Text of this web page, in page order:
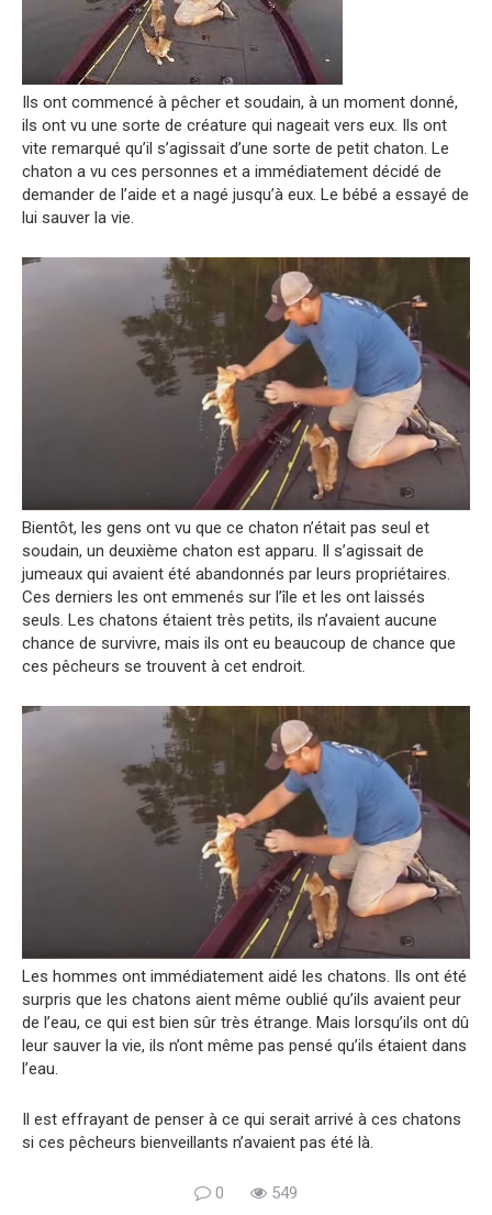
Ils ont commencé à pêcher et soudain, à un moment donné,
ils ont vu une sorte de créature qui nageait vers eux. Ils ont
vite remarqué qu’il s’agissait d’une sorte de petit chaton. Le
chaton a vu ces personnes et a immédiatement décidé de
demander de l’aide et a nagé jusqu’à eux. Le bébé a essayé de
lui sauver la vie.
Bientôt, les gens ont vu que ce chaton n’était pas seul et
soudain, un deuxième chaton est apparu. Il s’agissait de
jumeaux qui avaient été abandonnés par leurs propriétaires.
Ces derniers les ont emmenés sur l’île et les ont laissés
seuls. Les chatons étaient très petits, ils n’avaient aucune
chance de survivre, mais ils ont eu beaucoup de chance que
ces pêcheurs se trouvent à cet endroit.
Les hommes ont immédiatement aidé les chatons. Ils ont été
surpris que les chatons aient même oublié qu’ils avaient peur
de l’eau, ce qui est bien sûr très étrange. Mais lorsqu’ils ont dû
leur sauver la vie, ils n’ont même pas pensé qu’ils étaient dans
l’eau.
Il est effrayant de penser à ce qui serait arrivé à ces chatons
si ces pêcheurs bienveillants n’avaient pas été là.
0 549